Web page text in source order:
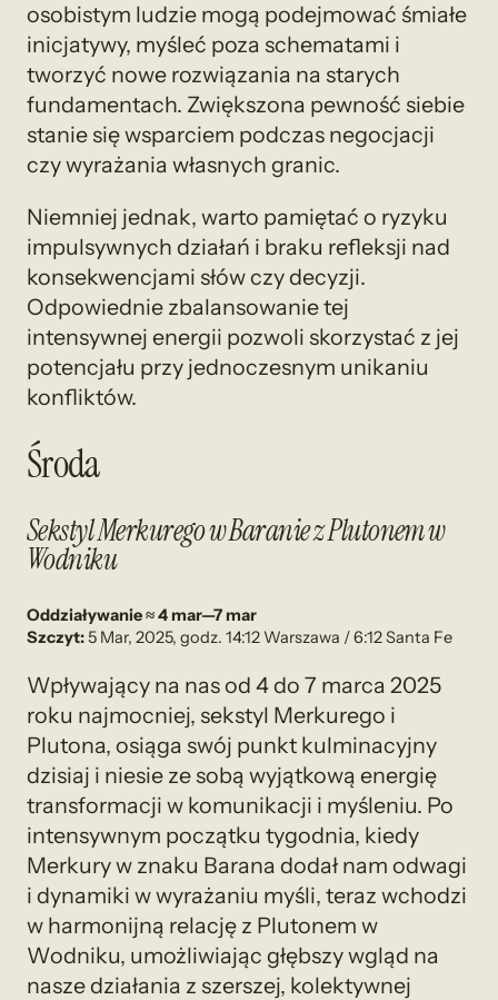
osobistym ludzie mogą podejmować śmiałe
inicjatywy, myśleć poza schematami i
tworzyć nowe rozwiązania na starych
fundamentach. Zwiększona pewność siebie
stanie się wsparciem podczas negocjacji
czy wyrażania własnych granic.
Niemniej jednak, warto pamiętać o ryzyku
impulsywnych działań i braku refleksji nad
konsekwencjami słów czy decyzji.
Odpowiednie zbalansowanie tej
intensywnej energii pozwoli skorzystać z jej
potencjału przy jednoczesnym unikaniu
konfliktów.
Środa
Sekstyl Merkurego w Baranie z Plutonem w
Wodniku
Oddziaływanie ≈ 4 mar—7 mar
Szczyt:5 Mar, 2025, godz. 14:12 Warszawa / 6:12 Santa Fe
Wpływający na nas od 4 do 7 marca 2025
roku najmocniej, sekstyl Merkurego i
Plutona, osiąga swój punkt kulminacyjny
dzisiaj i niesie ze sobą wyjątkową energię
transformacji w komunikacji i myśleniu. Po
intensywnym początku tygodnia, kiedy
Merkury w znaku Barana dodał nam odwagi
i dynamiki w wyrażaniu myśli, teraz wchodzi
w harmonijną relację z Plutonem w
Wodniku, umożliwiając głębszy wgląd na
nasze działania z szerszej, kolektywnej